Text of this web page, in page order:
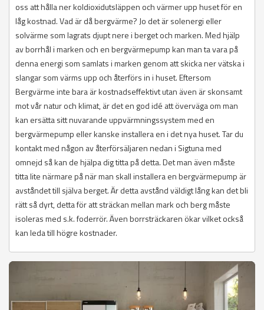
oss att hålla ner koldioxidutsläppen och värmer upp huset för en
låg kostnad. Vad är då bergvärme? Jo det är solenergi eller
solvärme som lagrats djupt nere i berget och marken. Med hjälp
av borrhål i marken och en bergvärmepump kan man ta vara på
denna energi som samlats i marken genom att skicka ner vätska i
slangar som värms upp och återförs in i huset. Eftersom
Bergvärme inte bara är kostnadseffektivt utan även är skonsamt
mot vår natur och klimat, är det en god idé att överväga om man
kan ersätta sitt nuvarande uppvärmningssystem med en
bergvärmepump eller kanske installera en i det nya huset. Tar du
kontakt med någon av återförsäljaren nedan i Sigtuna med
omnejd så kan de hjälpa dig titta på detta. Det man även måste
titta lite närmare på när man skall installera en bergvärmepump är
avståndet till själva berget. Är detta avstånd väldigt lång kan det bli
rätt så dyrt, detta för att sträckan mellan mark och berg måste
isoleras med s.k. foderrör. Även borrsträckaren ökar vilket också
kan leda till högre kostnader.